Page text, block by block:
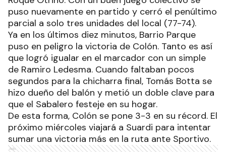
puso nuevamente en partido y cerró el penúltimo
parcial a solo tres unidades del local (77-74).
Ya en los últimos diez minutos, Barrio Parque
puso en peligro la victoria de Colón. Tanto es así
que logró igualar en el marcador con un simple
de Ramiro Ledesma. Cuando faltaban pocos
segundos para la chicharra final, Tomás Botta se
hizo dueño del balón y metió un doble clave para
que el Sabalero festeje en su hogar.
De esta forma, Colón se pone 3-3 en su récord. El
próximo miércoles viajará a Suardi para intentar
sumar una victoria más en la ruta ante Sportivo.
Ads